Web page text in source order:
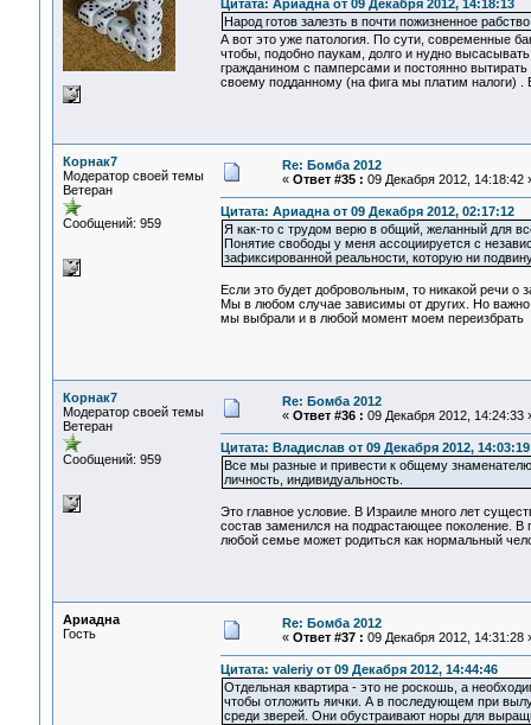
Цитата: Ариадна от 09 Декабря 2012, 14:18:13
Народ готов залезть в почти пожизненное
А вот это уже патология. По сути, современные
чтобы, подобно паукам, долго и нудно
гражданином с памперсами и постоянно
своему подданному (на фига мы платим налоги) .
Корнак7
Модератор своей темы
Ветеран
Сообщений: 959
Re: Бомба 2012
« Ответ #35 : 09 Декабря 2012, 14:18:42
Цитата: Ариадна от 09 Декабря 2012, 02:17:12
Я как-то с трудом верю в общий, желанный для
Понятие свободы у меня ассоциируется с
зафиксированной реальности, которую ни
Если это будет добровольным, то никакой речи о
Мы в любом случае зависимы от других. Но важно
мы выбрали и в любой момент моем переизбрать
Корнак7
Модератор своей темы
Ветеран
Сообщений: 959
Re: Бомба 2012
« Ответ #36 : 09 Декабря 2012, 14:24:33
Цитата: Владислав от 09 Декабря 2012, 14:03:19
Все мы разные и привести к общему знаменателю
личность, индивидуальность.
Это главное условие. В Израиле много лет
состав заменился на подрастающее поколение. В
любой семье может родиться как нормальный
Ариадна
Гость
Re: Бомба 2012
« Ответ #37 : 09 Декабря 2012, 14:31:28
Цитата: valeriy от 09 Декабря 2012, 14:44:46
Отдельная квартира - это не роскошь, а
чтобы отложить яички. А в последующем при
среди зверей. Они обустраивают норы для